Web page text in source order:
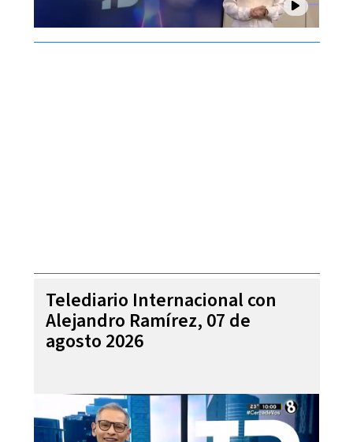
Telediario Internacional con
Alejandro Ramírez, 07 de
agosto 2026